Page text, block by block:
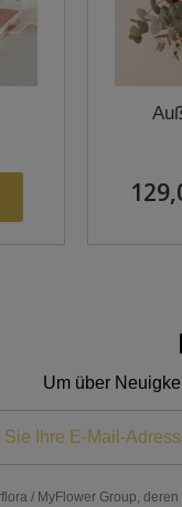
Um über
/ MyFlower Group,